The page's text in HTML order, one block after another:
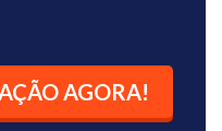
AGORA!